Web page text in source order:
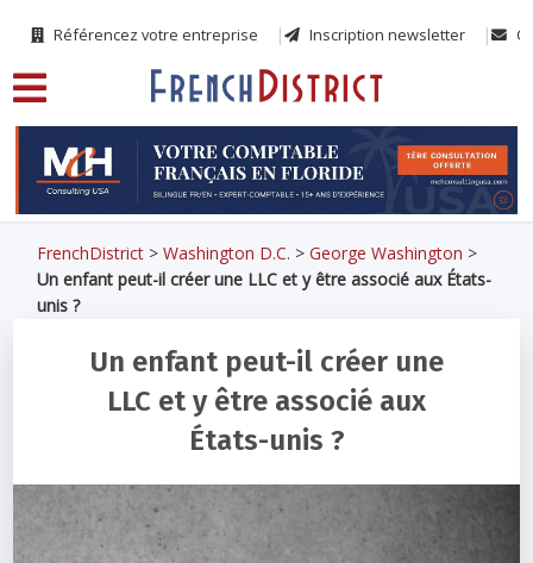
Référencez votre entreprise Inscription newsletter
FrenchDistrict >Washington D.C. >George Washington >
Un enfant peut-il créer une LLC et y être associé aux États-
unis ?
Un enfant peut-il créer une
LLC et y être associé aux
États-unis ?